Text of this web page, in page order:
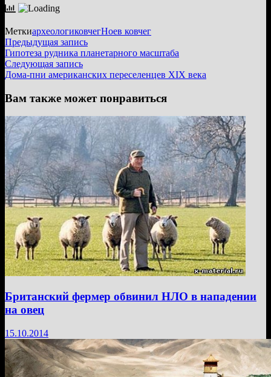
МеткиархеологиковчегНоев ковчег
Навигация
по
записям
Предыдущая записьПредыдущая
запись:
Гипотеза рудника планетарного масштаба
Следующая записьСледующая
запись:
Дома-пни американских переселенцев XIX века
Вам также может понравиться
Британский фермер обвинил НЛО в нападении
на овец
15.10.2014